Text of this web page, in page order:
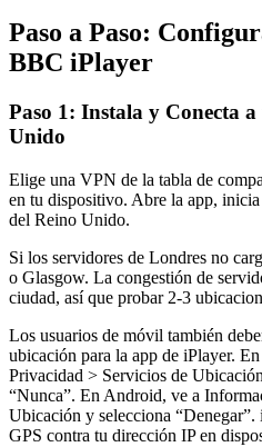
Paso a Paso:
BBC iPlayer
Paso 1: Instala y Conecta
Unido
Elige una VPN de la tabla de
en tu dispositivo. Abre la app,
del Reino Unido.
Si los servidores de Londres no
o Glasgow. La congestión de
ciudad, así que probar 2-3
Los usuarios de móvil también
ubicación para la app de iPlayer.
Privacidad > Servicios de
“Nunca”. En Android, ve a
Ubicación y selecciona “Denegar”.
GPS contra tu dirección IP en